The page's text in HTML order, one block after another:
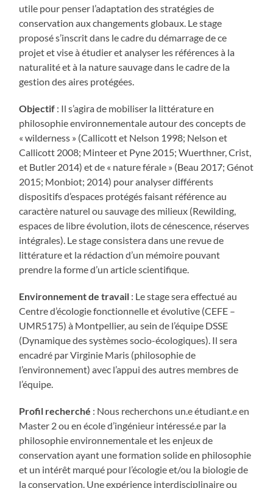
utile pour penser l’adaptation des stratégies de
conservation aux changements globaux. Le stage
proposé s’inscrit dans le cadre du démarrage de ce
projet et vise à étudier et analyser les références à la
naturalité et à la nature sauvage dans le cadre de la
gestion des aires protégées.
Objectif : Il s’agira de mobiliser la littérature en
philosophie environnementale autour des concepts de
« wilderness » (Callicott et Nelson 1998; Nelson et
Callicott 2008; Minteer et Pyne 2015; Wuerthner, Crist,
et Butler 2014) et de « nature férale » (Beau 2017; Génot
2015; Monbiot; 2014) pour analyser différents
dispositifs d’espaces protégés faisant référence au
caractère naturel ou sauvage des milieux (Rewilding,
espaces de libre évolution, ilots de cénescence, réserves
intégrales). Le stage consistera dans une revue de
littérature et la rédaction d’un mémoire pouvant
prendre la forme d’un article scientifique.
Environnement de travail : Le stage sera effectué au
Centre d’écologie fonctionnelle et évolutive (CEFE –
UMR5175) à Montpellier, au sein de l’équipe DSSE
(Dynamique des systèmes socio-écologiques). Il sera
encadré par Virginie Maris (philosophie de
l’environnement) avec l’appui des autres membres de
l’équipe.
Profil recherché : Nous recherchons un.e étudiant.e en
Master 2 ou en école d’ingénieur intéressé.e par la
philosophie environnementale et les enjeux de
conservation ayant une formation solide en philosophie
et un intérêt marqué pour l’écologie et/ou la biologie de
la conservation. Une expérience interdisciplinaire ou